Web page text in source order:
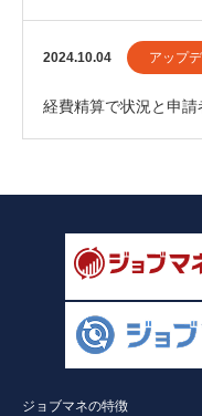
2024.10.04 アップ
経費精算で状況と申
ジョブマネの特徴